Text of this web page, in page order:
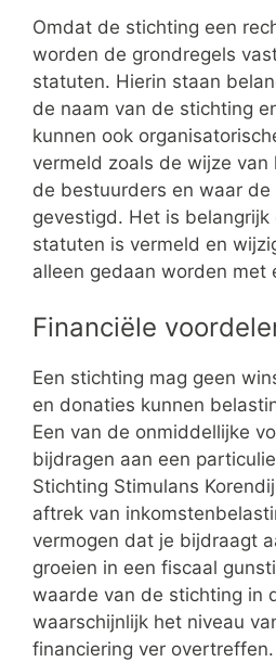
Omdat de stichting een
worden de grondregels
statuten. Hierin staan
de naam van de stichting
kunnen ook
vermeld zoals de wijze van
de bestuurders en waar de
gevestigd. Het is
statuten is vermeld en
alleen gedaan worden met
Financiële
Een stichting mag geen
en donaties kunnen
Een van de onmiddellijke
bijdragen aan een
Stichting Stimulans
aftrek van
vermogen dat je bijdraagt
groeien in een fiscaal
waarde van de stichting in
waarschijnlijk het niveau
financiering ver